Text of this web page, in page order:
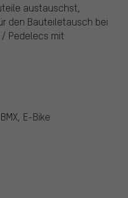
austauschst,
den Bauteiletausch bei
Pedelecs mit
E-Bike